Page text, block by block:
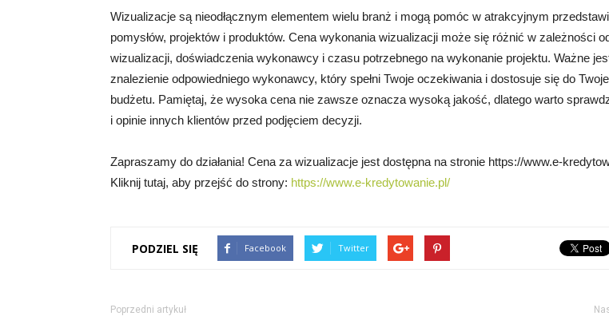
Wizualizacje są nieodłącznym elementem wielu branż i mogą pomóc w atrakcyjnym
pomysłów, projektów i produktów. Cena wykonania wizualizacji może się różnić w zależności
wizualizacji, doświadczenia wykonawcy i czasu potrzebnego na wykonanie projektu. Ważne
znalezienie odpowiedniego wykonawcy, który spełni Twoje oczekiwania i dostosuje się do
budżetu. Pamiętaj, że wysoka cena nie zawsze oznacza wysoką jakość, dlatego warto
i opinie innych klientów przed podjęciem decyzji.
Zapraszamy do działania! Cena za wizualizacje jest dostępna na stronie https://www.e-
Kliknij tutaj, aby przejść do strony: https://www.e-kredytowanie.pl/
PODZIEL SIĘ Facebook Twitter
Poprzedni artykuł